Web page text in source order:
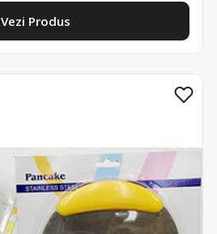
Vezi Produs